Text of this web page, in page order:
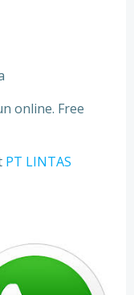
online. Free
PT LINTAS